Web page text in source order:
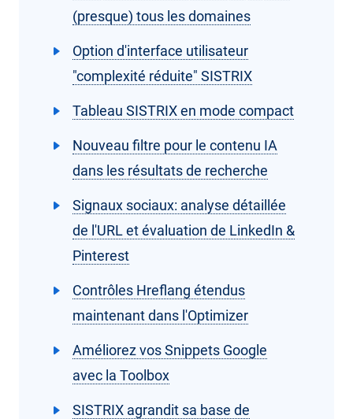
(presque) tous les domaines
Option d'interface utilisateur
"complexité réduite" SISTRIX
Tableau SISTRIX en mode compact
Nouveau filtre pour le contenu IA
dans les résultats de recherche
Signaux sociaux: analyse détaillée
de l'URL et évaluation de LinkedIn &
Pinterest
Contrôles Hreflang étendus
maintenant dans l'Optimizer
Améliorez vos Snippets Google
avec la Toolbox
SISTRIX agrandit sa base de